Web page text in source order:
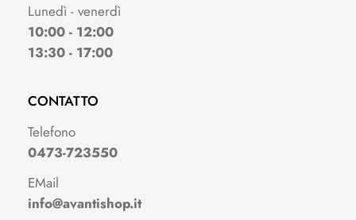
Lunedì - venerdì
10:00 - 12:00
13:30 - 17:00
CONTATTO
Telefono
0473-723550
EMail
info@avantishop.it